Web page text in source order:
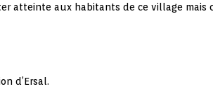
atteinte aux habitants de ce village
d’Ersal.